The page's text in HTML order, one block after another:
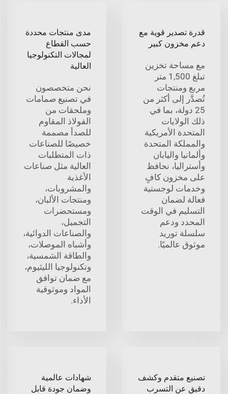
قدرة تصدير قوية مع
دعم مخزون كبير
مع مساحة تخزين
تبلغ 1,500 متر
مربع ومنتجات
تُصدَّر إلى أكثر من
25 دولة، بما في
ذلك الولايات
المتحدة الأمريكية
والمملكة المتحدة
وألمانيا واليابان
وأستراليا، نحافظ
على مخزون كافٍ
وخدمات لوجستية
فعالة لضمان
التسليم في الوقت
المحدد ودعم
سلسلة توريد
موثوق عالميًا.
مدى منتجات محددة
حسب القطاع
لمجالات التكنولوجيا
العالية
نحن متخصصون
في تصنيع صمامات
وملحقات من
الفولاذ المقاوم
للصدأ مصممة
خصيصًا للصناعات
ذات المتطلبات
العالية مثل صناعات
الأغذية
والمشروبات،
ومنتجات الألبان،
ومستحضرات
التجميل،
والصناعات الدوائية،
وأشباه الموصلات،
والطاقة الشمسية،
وتكنولوجيا الليثيوم،
مع ضمان توافق
المواد وموثوقية
الأداء.
تصنيع متقدم وكشف
دقيق عن التسرب
شهادات عالمية
وضمان جودة قابل